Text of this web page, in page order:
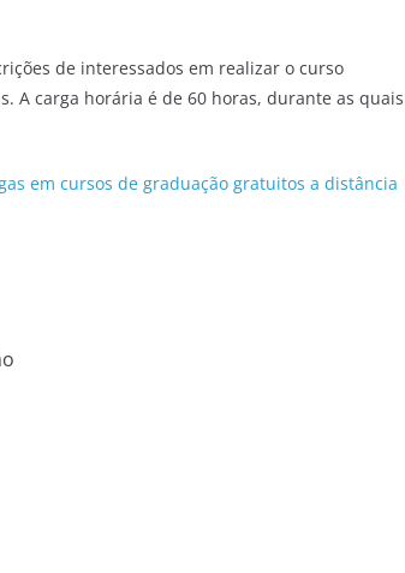
de interessados em realizar o curso
A carga horária é de 60 horas, durante as quais
em cursos de graduação gratuitos a distância